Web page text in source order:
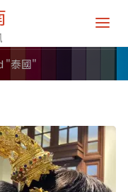
"泰國"